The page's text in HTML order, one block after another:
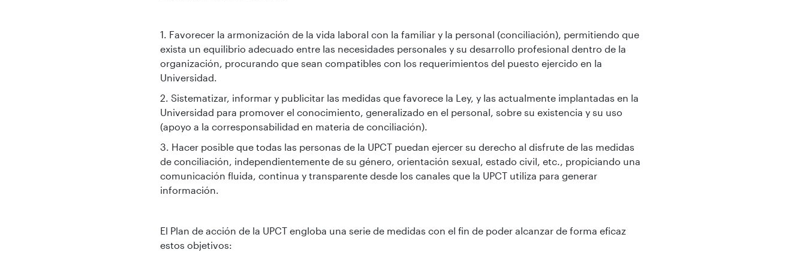
1. Favorecer la armonización de la vida laboral con la familiar y la personal (conciliación), permitiendo que
exista un equilibrio adecuado entre las necesidades personales y su desarrollo profesional dentro de la
organización, procurando que sean compatibles con los requerimientos del puesto ejercido en la
Universidad.
2. Sistematizar, informar y publicitar las medidas que favorece la Ley, y las actualmente implantadas en la
Universidad para promover el conocimiento, generalizado en el personal, sobre su existencia y su uso
(apoyo a la corresponsabilidad en materia de conciliación).
3. Hacer posible que todas las personas de la UPCT puedan ejercer su derecho al disfrute de las medidas
de conciliación, independientemente de su género, orientación sexual, estado civil, etc., propiciando una
comunicación fluida, continua y transparente desde los canales que la UPCT utiliza para generar
información.
El Plan de acción de la UPCT engloba una serie de medidas con el fin de poder alcanzar de forma eficaz
estos objetivos: